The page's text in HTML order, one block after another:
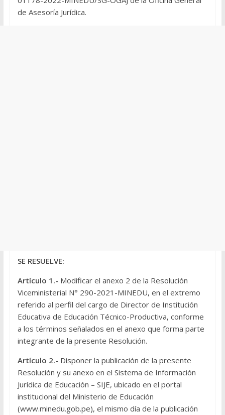
de Asesoría Jurídica.
SE RESUELVE:
Artículo 1.- Modificar el anexo 2 de la Resolución
Viceministerial N° 290-2021-MINEDU, en el extremo
referido al perfil del cargo de Director de Institución
Educativa de Educación Técnico-Productiva, conforme
a los términos señalados en el anexo que forma parte
integrante de la presente Resolución.
Artículo 2.- Disponer la publicación de la presente
Resolución y su anexo en el Sistema de Información
Jurídica de Educación – SIJE, ubicado en el portal
institucional del Ministerio de Educación
(www.minedu.gob.pe), el mismo día de la publicación